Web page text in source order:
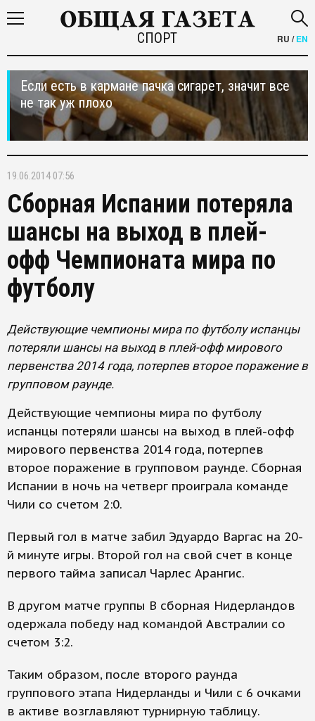
СПОРТ RU /EN
Если есть в кармане пачка сигарет, значит все
не так уж плохо
19.06.2014 07:56
Сборная Испании потеряла
шансы на выход в плей-
офф Чемпионата мира по
футболу
Действующие чемпионы мира по футболу испанцы
потеряли шансы на выход в плей-офф мирового
первенства 2014 года, потерпев второе поражение в
групповом раунде.
Действующие чемпионы мира по футболу
испанцы потеряли шансы на выход в плей-офф
мирового первенства 2014 года, потерпев
второе поражение в групповом раунде. Сборная
Испании в ночь на четверг проиграла команде
Чили со счетом 2:0.
Первый гол в матче забил Эдуардо Варгас на 20-
й минуте игры. Второй гол на свой счет в конце
первого тайма записал Чарлес Арангис.
В другом матче группы В сборная Нидерландов
одержала победу над командой Австралии со
счетом 3:2.
Таким образом, после второго раунда
группового этапа Нидерланды и Чили с 6 очками
в активе возглавляют турнирную таблицу.